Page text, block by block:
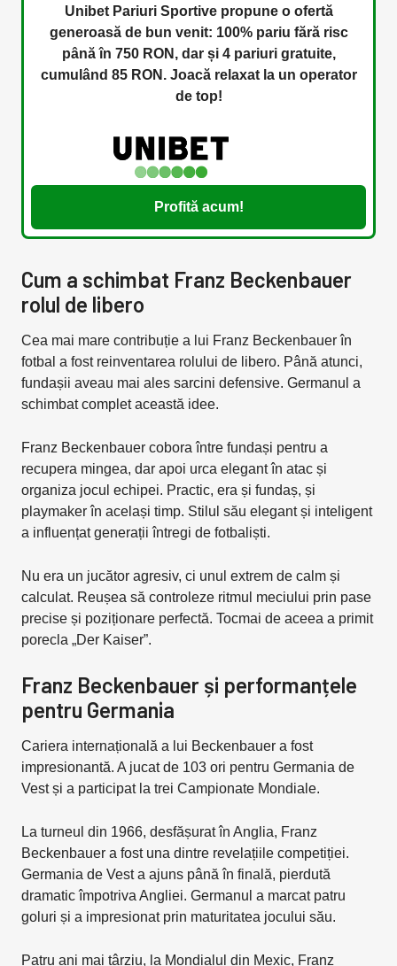
Unibet Pariuri Sportive propune o ofertă
generoasă de bun venit: 100% pariu fără risc
până în 750 RON, dar și 4 pariuri gratuite,
cumulând 85 RON. Joacă relaxat la un operator
de top!
Profită acum!
Cum a schimbat Franz Beckenbauer
rolul de libero
Cea mai mare contribuție a lui Franz Beckenbauer în
fotbal a fost reinventarea rolului de libero. Până atunci,
fundașii aveau mai ales sarcini defensive. Germanul a
schimbat complet această idee.
Franz Beckenbauer cobora între fundași pentru a
recupera mingea, dar apoi urca elegant în atac și
organiza jocul echipei. Practic, era și fundaș, și
playmaker în același timp. Stilul său elegant și inteligent
a influențat generații întregi de fotbaliști.
Nu era un jucător agresiv, ci unul extrem de calm și
calculat. Reușea să controleze ritmul meciului prin pase
precise și poziționare perfectă. Tocmai de aceea a primit
porecla „Der Kaiser”.
Franz Beckenbauer și performanțele
pentru Germania
Cariera internațională a lui Beckenbauer a fost
impresionantă. A jucat de 103 ori pentru Germania de
Vest și a participat la trei Campionate Mondiale.
La turneul din 1966, desfășurat în Anglia, Franz
Beckenbauer a fost una dintre revelațiile competiției.
Germania de Vest a ajuns până în finală, pierdută
dramatic împotriva Angliei. Germanul a marcat patru
goluri și a impresionat prin maturitatea jocului său.
Patru ani mai târziu, la Mondialul din Mexic, Franz